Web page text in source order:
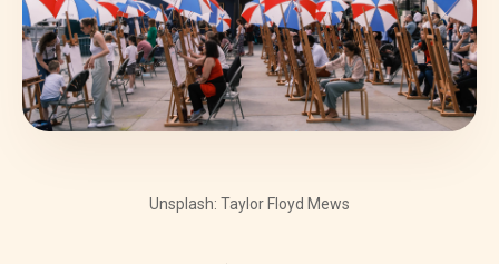
Unsplash: Taylor Floyd Mews